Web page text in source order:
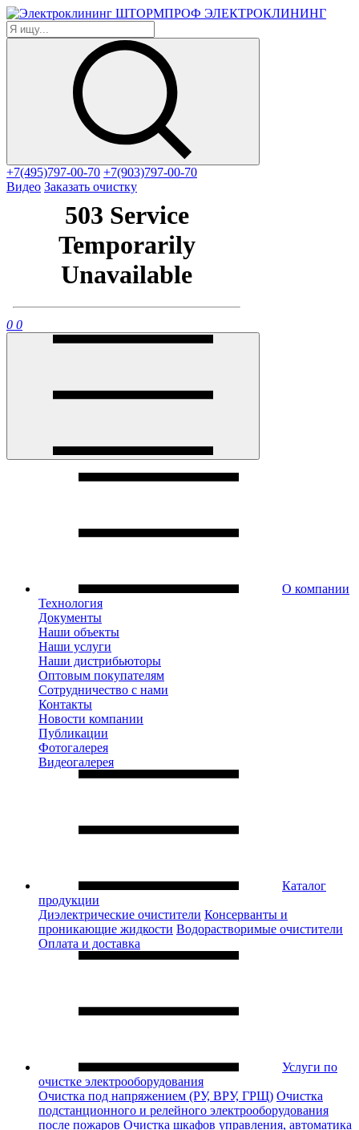
ЭЛЕКТРОКЛИНИНГ
+7(495)797-00-70 +7(903)797-00-70
Видео Заказать очистку
0 0
О компании
Технология
Документы
Наши объекты
Наши услуги
Наши дистрибьюторы
Оптовым покупателям
Сотрудничество с нами
Контакты
Новости компании
Публикации
Фотогалерея
Видеогалерея
Каталог
продукции
Диэлектрические очистители Консерванты и
проникающие жидкости Водорастворимые очистители
Оплата и доставка
Услуги по
очистке электрооборудования
Очистка под напряжением (РУ, ВРУ, ГРЩ) Очистка
подстанционного и релейного электрооборудования
после пожаров Очистка шкафов управления, автоматика